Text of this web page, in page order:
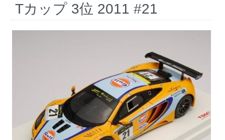
Tカップ 3位 2011 #21